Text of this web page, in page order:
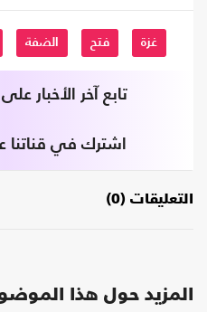
غزة فتح الضفة
تابع آخر الأخبار
اشترك في قناتنا
التعليقات (0)
المزيد حول هذا